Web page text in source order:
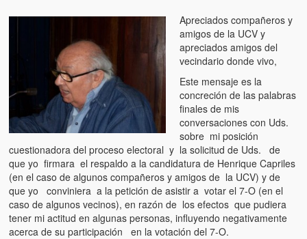
Apreciados compañeros y
amigos de la UCV y
apreciados amigos del
vecindario donde vivo,
Este mensaje es la
concreción de las palabras
finales de mis
conversaciones con Uds.
sobre mi posición
cuestionadora del proceso electoral y la solicitud de Uds. de
que yo firmara el respaldo a la candidatura de Henrique Capriles
(en el caso de algunos compañeros y amigos de la UCV) y de
que yo conviniera a la petición de asistir a votar el 7-O (en el
caso de algunos vecinos), en razón de los efectos que pudiera
tener mi actitud en algunas personas, influyendo negativamente
acerca de su participación en la votación del 7-O.